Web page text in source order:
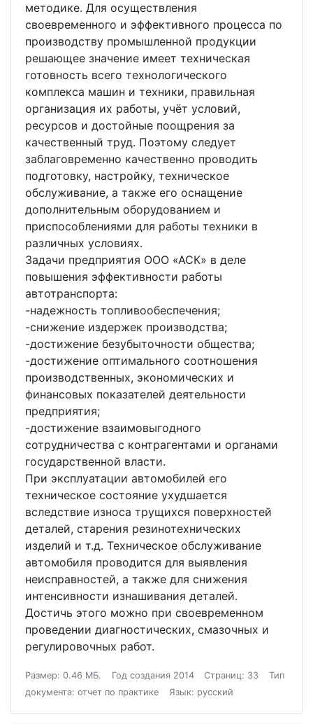
методике. Для осуществления
своевременного и эффективного процесса по
производству промышленной продукции
решающее значение имеет техническая
готовность всего технологического
комплекса машин и техники, правильная
организация их работы, учёт условий,
ресурсов и достойные поощрения за
качественный труд. Поэтому следует
заблаговременно качественно проводить
подготовку, настройку, техническое
обслуживание, а также его оснащение
дополнительным оборудованием и
приспособлениями для работы техники в
различных условиях.
Задачи предприятия ООО «АСК» в деле
повышения эффективности работы
автотранспорта:
-надежность топливообеспечения;
-снижение издержек производства;
-достижение безубыточности общества;
-достижение оптимального соотношения
производственных, экономических и
финансовых показателей деятельности
предприятия;
-достижение взаимовыгодного
сотрудничества с контрагентами и органами
государственной власти.
При эксплуатации автомобилей его
техническое состояние ухудшается
вследствие износа трущихся поверхностей
деталей, старения резинотехнических
изделий и т.д. Техническое обслуживание
автомобиля проводится для выявления
неисправностей, а также для снижения
интенсивности изнашивания деталей.
Достичь этого можно при своевременном
проведении диагностических, смазочных и
регулировочных работ.
Размер: 0.46 МБ. Год создания 2014 Страниц: 33
Тип
документа: отчет по практике
Язык: русский